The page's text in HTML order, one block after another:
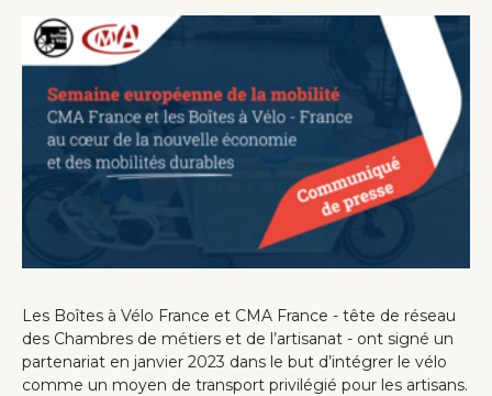
Les Boîtes à Vélo France et CMA France - tête de réseau
des Chambres de métiers et de l’artisanat - ont signé un
partenariat en janvier 2023 dans le but d’intégrer le vélo
comme un moyen de transport privilégié pour les artisans.